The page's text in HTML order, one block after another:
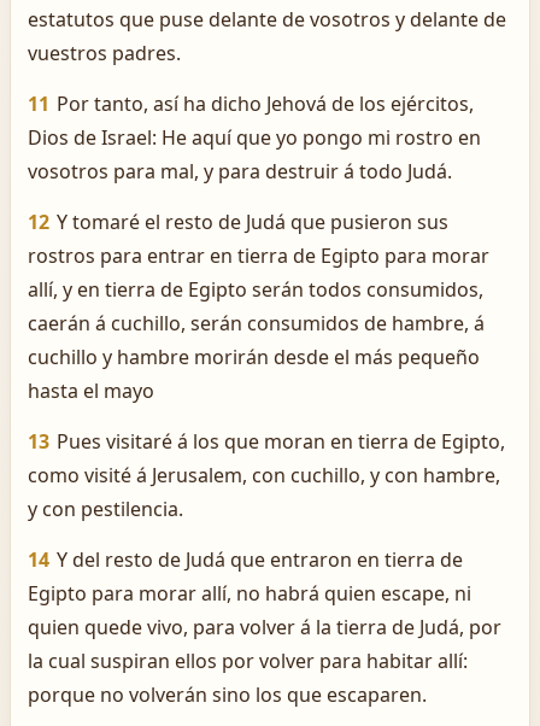
estatutos que puse delante de vosotros y delante de
vuestros padres.
11 Por tanto, así ha dicho Jehová de los ejércitos,
Dios de Israel: He aquí que yo pongo mi rostro en
vosotros para mal, y para destruir á todo Judá.
12 Y tomaré el resto de Judá que pusieron sus
rostros para entrar en tierra de Egipto para morar
allí, y en tierra de Egipto serán todos consumidos,
caerán á cuchillo, serán consumidos de hambre, á
cuchillo y hambre morirán desde el más pequeño
hasta el mayo
13 Pues visitaré á los que moran en tierra de Egipto,
como visité á Jerusalem, con cuchillo, y con hambre,
y con pestilencia.
14 Y del resto de Judá que entraron en tierra de
Egipto para morar allí, no habrá quien escape, ni
quien quede vivo, para volver á la tierra de Judá, por
la cual suspiran ellos por volver para habitar allí:
porque no volverán sino los que escaparen.